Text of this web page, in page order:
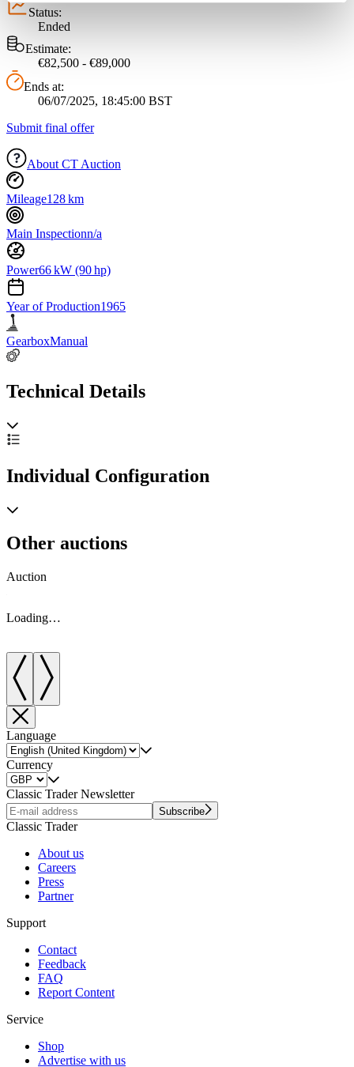
Partner führen diese Informationen möglicherweise mit
weiteren Daten zusammen, die Sie ihnen bereitgestellt
haben oder die sie im Rahmen Ihrer Nutzung der Dienste
gesammelt haben.Datenschutzerklärung
Status:
Ended
Estimate:
€82,500 - €89,000
Ends at:
06/07/2025, 18:45:00 BST
Submit final offer
About CT Auction
Mileage128 km
Main Inspectionn/a
Power66 kW (90 hp)
Year of Production1965
GearboxManual
Technical Details
Individual Configuration
Other auctions
Auction
Loading…
Language
Currency
Classic Trader Newsletter
Subscribe
Classic Trader
About us
Careers
Press
Partner
Support
Contact
Feedback
FAQ
Report Content
Service
Shop
Advertise with us